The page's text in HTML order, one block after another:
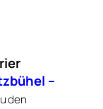
–
den